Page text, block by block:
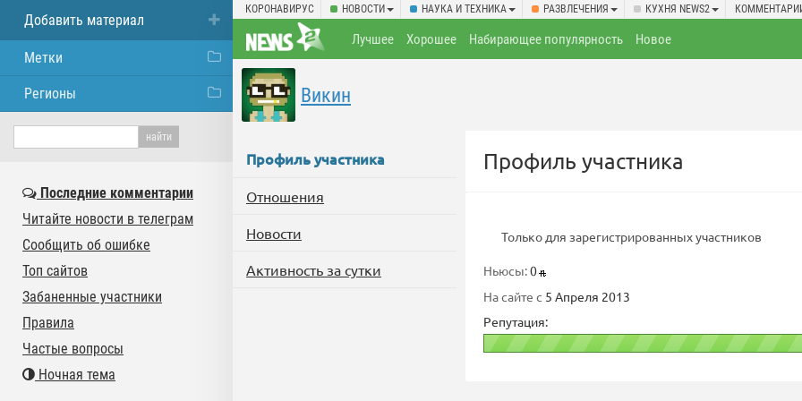
КОРОНАВИРУС НОВОСТИ НАУКА И ТЕХНИКА РАЗВЛЕЧЕНИЯ КУХНЯ NEWS2
Лучшее Хорошее Набирающее популярность Новое
Викин
Профиль участника
Отношения
Новости
Активность за сутки
Профиль участника
Только для зарегистрированных участников
Ньюсы:0
На сайте с 5 Апреля 2013
Репутация:
Добавить материал
Метки
Регионы
Последние комментарии
Читайте новости в телеграм
Сообщить об ошибке
Топ сайтов
Забаненные участники
Правила
Частые вопросы
Ночная тема